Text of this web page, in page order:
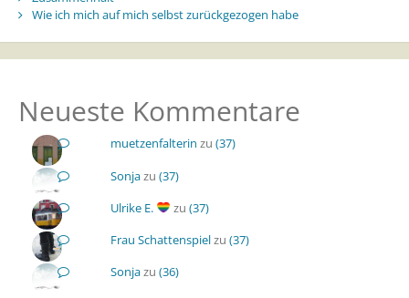
Wie ich mich auf mich selbst zurückgezogen habe
Neueste Kommentare
muetzenfalterin zu(37)
Sonjazu(37)
Ulrike E.
zu (37)
Frau Schattenspielzu(37)
Sonjazu(36)